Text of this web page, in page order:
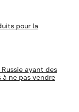
pour la
ayant des
ne pas vendre